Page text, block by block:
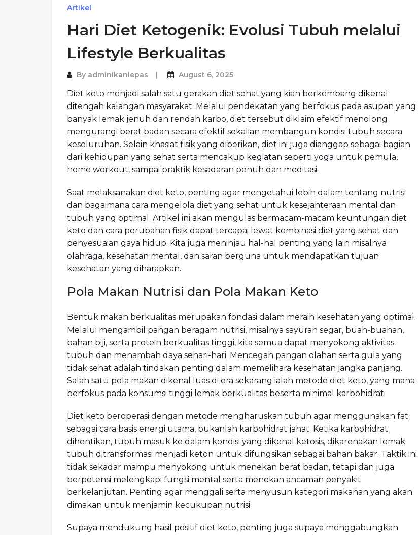
Artikel
Hari Diet Ketogenik: Evolusi Tubuh melalui
Lifestyle Berkualitas
By adminikanlepas August 6, 2025
Diet keto menjadi salah satu gerakan diet sehat yang kian berkembang dikenal
ditengah kalangan masyarakat. Melalui pendekatan yang berfokus pada asupan yang
banyak lemak jenuh dan rendah karbo, diet tersebut diklaim efektif menolong
mengurangi berat badan secara efektif sekalian membangun kondisi tubuh secara
keseluruhan. Selain khasiat fisik yang diberikan, diet ini juga dianggap sebagai bagian
dari kehidupan yang sehat serta mencakup kegiatan seperti yoga untuk pemula,
home workout, sampai praktik kesadaran penuh dan meditasi.
Saat melaksanakan diet keto, penting agar mengetahui lebih dalam tentang nutrisi
dan bagaimana cara mengelola diet yang sehat untuk kesejahteraan mental dan
tubuh yang optimal. Artikel ini akan mengulas bermacam-macam keuntungan diet
keto dan cara perubahan fisik dapat tercapai lewat kombinasi diet yang sehat dan
penyesuaian gaya hidup. Kita juga meninjau hal-hal penting yang lain misalnya
olahraga, kesehatan mental, dan saran berguna untuk mendapatkan tujuan
kesehatan yang diharapkan.
Pola Makan Nutrisi dan Pola Makan Keto
Bentuk makan berkualitas merupakan fondasi dalam meraih kesehatan yang optimal.
Melalui mengambil pangan beragam nutrisi, misalnya sayuran segar, buah-buahan,
bahan biji, serta protein berkualitas tinggi, kita semua dapat menyokong aktivitas
tubuh dan menambah daya sehari-hari. Mencegah pangan olahan serta gula yang
tidak sehat adalah tindakan penting dalam memelihara kesehatan jangka panjang.
Salah satu pola makan dikenal luas di era sekarang ialah metode diet keto, yang mana
berfokus pada konsumsi tinggi lemak berkualitas beserta minimal karbohidrat.
Diet keto beroperasi dengan metode mengharuskan tubuh agar menggunakan fat
sebagai cara basis energi utama, bukanlah karbohidrat jahat. Ketika karbohidrat
dihentikan, tubuh masuk ke dalam kondisi yang dikenal ketosis, dikarenakan lemak
tubuh ditransformasi menjadi keton untuk difungsikan sebagai bahan bakar. Taktik ini
tidak sekadar mampu menyokong untuk menekan berat badan, tetapi dan juga
berpotensi melengkapi fungsi mental serta menekan ancaman penyakit
berkelanjutan. Penting agar menggali serta menyusun kategori makanan yang akan
dimakan untuk menjamin kecukupan nutrisi.
Supaya mendukung hasil positif diet keto, penting juga supaya menggabungkan